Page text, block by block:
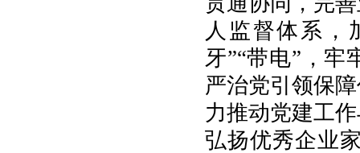
人监督体系，
牙”“带电”，牢
严治党引领保
力推动党建工
弘扬优秀企业